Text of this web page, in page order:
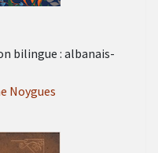
bilingue : albanais-
Noygues